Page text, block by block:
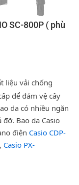
SC-800P ( phù
liệu vải chống
để đảm vệ cây
da có nhiều ngăn
Bao da Casio
điện Casio CDP-
, Casio PX-